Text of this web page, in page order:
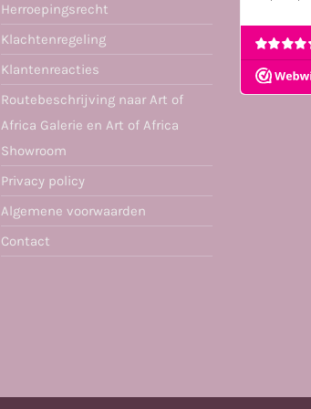
Herroepingsrecht
Klachtenregeling
Klantenreacties
Routebeschrijving naar Art of
Africa Galerie en Art of Africa
Showroom
Privacy policy
Algemene voorwaarden
Contact